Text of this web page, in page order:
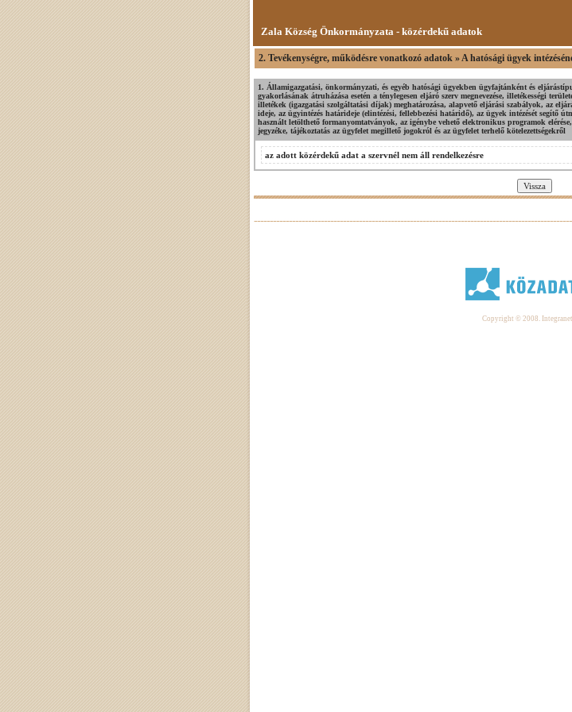
Zala Község Önkormányzata - közérdekű adatok
2. Tevékenységre, működésre vonatkozó adatok » A hatósági ügyek
1. Államigazgatási, önkormányzati, és egyéb hatósági ügyekben ügyfajtánként és
gyakorlásának átruházása esetén a ténylegesen eljáró szerv megnevezése, illetékességi
illetékek (igazgatási szolgáltatási díjak) meghatározása, alapvető eljárási szabályok, az
ideje, az ügyintézés határideje (elintézési, fellebbezési határidő), az ügyek intézését segítő
használt letölthető formanyomtatványok, az igénybe vehető elektronikus programok
jegyzéke, tájékoztatás az ügyfelet megillető jogokról és az ügyfelet terhelő kötelezettségekről
az adott közérdekű adat a szervnél nem áll rendelkezésre
Copyright © 2008.